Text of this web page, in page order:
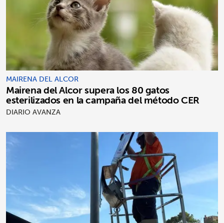
MAIRENA DEL ALCOR
Mairena del Alcor supera los 80 gatos
esterilizados en la campaña del método CER
DIARIO AVANZA